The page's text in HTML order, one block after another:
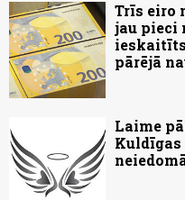
Trīs eiro
jau pieci
pārējā
Laime